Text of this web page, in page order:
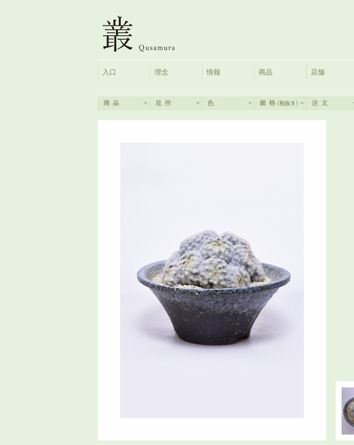
入口 理念 情報 商品 店舗